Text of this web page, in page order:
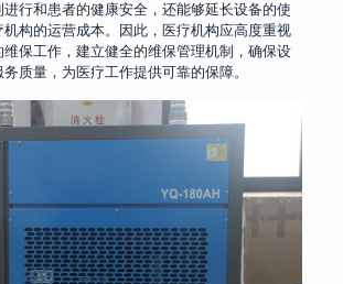
行和患者的健康安全，还能够延长设备的使
构的运营成本。因此，医疗机构应高度重视
保工作，建立健全的维保管理机制，确保设
质量，为医疗工作提供可靠的保障。